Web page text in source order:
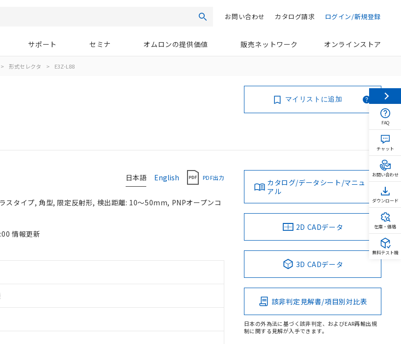
検索 ログイン/新規登録
カタログ請求
お問い合わせ
サポート セミナ オムロンの提供価値 販売ネットワーク オンラインストア
> 形式セレクタ > E3Z-L88
マイリストに追加
日本語 English PDF出力
スタイプ, 角型, 限定反射形, 検出距離: 10～50mm, PNPオープンコ
情報更新
カタログ/データシート/マニュ
アル
2D CADデータ
3D CADデータ
該非判定見解書/項目別対比表
日本の外為法に基づく該非判定、およびEAR再輸出規
制に関する見解が入手できます。
FAQ
チャット
お問い合わせ
ダウンロード
在庫・価格
無料テスト機